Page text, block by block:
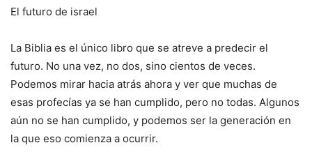
El futuro de israel
La Biblia es el único libro que se atreve a predecir el
futuro. No una vez, no dos, sino cientos de veces.
Podemos mirar hacia atrás ahora y ver que muchas de
esas profecías ya se han cumplido, pero no todas. Algunos
aún no se han cumplido, y podemos ser la generación en
la que eso comienza a ocurrir.